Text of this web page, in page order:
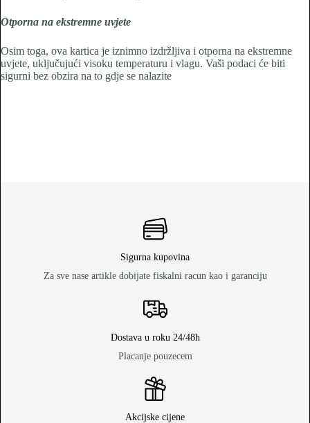
Otporna na ekstremne uvjete
Osim toga, ova kartica je iznimno izdržljiva i otporna na ekstremne
uvjete, uključujući visoku temperaturu i vlagu. Vaši podaci će biti
sigurni bez obzira na to gdje se nalazite
Sigurna kupovina
Za sve nase artikle dobijate fiskalni racun kao i garanciju
Dostava u roku 24/48h
Placanje pouzecem
Akcijske cijene